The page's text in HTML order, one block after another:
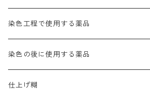
染料一覧ー100g入り
ダークグリンMG（定番の色合い）
グリーンMB｜緑色
茶色系
ダークブロンMFB｜こげ茶色
ブロンHNR｜こげ茶色
黒色系
ブラックMK（赤みの黒色）
白色系（定番の色合い）
カッチ｜茶系
霧島産・晩秋茶｜黄金色（赤みの黄色）｜準備中
54cm×54cm（バンダナ）｜端の始末も綿糸｜タ
ローダミンB｜赤紫色｜マゼンダ色
硫酸第一鉄｜鉄媒染剤
摺込み刷毛（スリコミハケ）ー夏毛（硬いタイプ
摺込み刷毛（スリコミハケ）ー冬毛（柔らかいタ
ローケツ筆
ローケツ用筆｜1本～販売
ローケツ用筆ー10%off｜20本セットお取り寄せ
洋型紙（9番手｜中薄口、10番手｜中厚口
有償サンプル品｜約20cm×27cm
張木｜入荷待ち
精練剤｜汚れ落とし剤｜針状マルセル石鹸
糊落とし剤｜ソルベンCA
濃染処理剤｜ソルバックスPS－900
染色工程で使用する薬品
染料の吸収促進剤
酢酸｜絹・羊毛・ナイロンに使用する
染料のムラ染め抑制剤（均染剤）
染色の後に使用する薬品
ソーピング剤｜未定着の染料を除去するこ
仕上げ糊